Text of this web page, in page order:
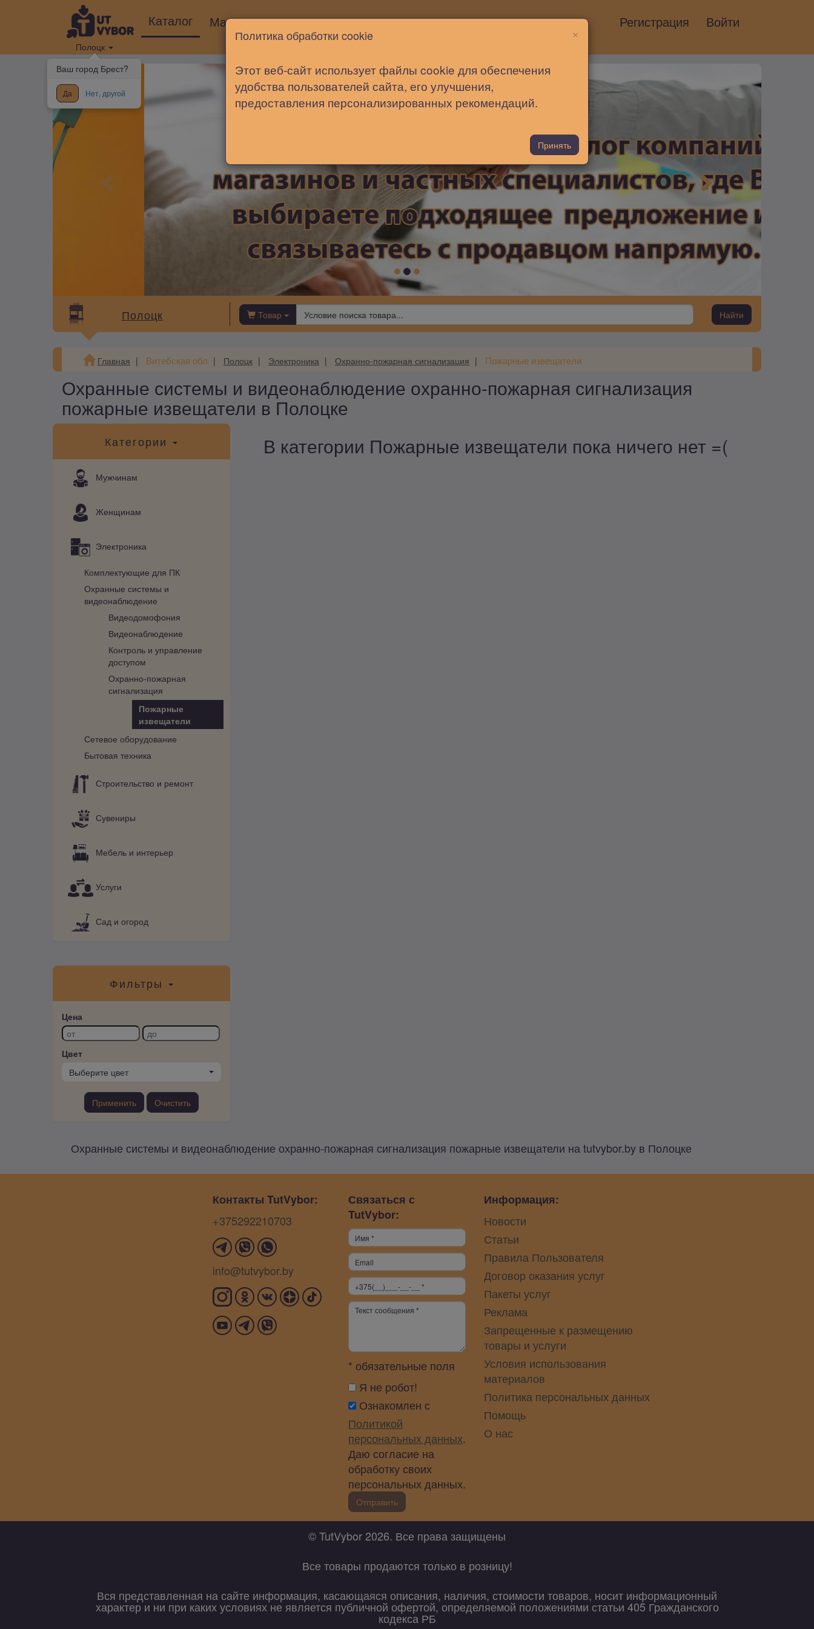
Полоцк
Ваш город Брест?
Да Нет, другой
Каталог Магазины Новости Статьи Помощь Регистрация Войти
Полоцк Товар Найти
Главная Витебская обл Полоцк Электроника Охранно-пожарная сигнализация Пожарные извещатели
Охранные системы и видеонаблюдение охранно-пожарная сигнализация
пожарные извещатели в Полоцке
Категории
Мужчинам
Женщинам
Электроника
Комплектующие для ПК
Охранные системы и
видеонаблюдение
Видеодомофония
Видеонаблюдение
Контроль и управление
доступом
Охранно-пожарная
сигнализация
Пожарные
извещатели
Сетевое оборудование
Бытовая техника
Строительство и ремонт
Сувениры
Мебель и интерьер
Услуги
Сад и огород
Фильтры
Цена
Цвет
Выберите цвет
Применить Очистить
В категории Пожарные извещатели пока ничего нет =(
Охранные системы и видеонаблюдение охранно-пожарная сигнализация пожарные извещатели на tutvybor.by в Полоцке
Контакты TutVybor:
+375292210703
info@tutvybor.by
Связаться с
TutVybor:
* обязательные поля
Я не робот!
Ознакомлен с
Политикой
персональных данных.
Даю согласие на
обработку своих
персональных данных.
Отправить
Информация:
Новости
Статьи
Правила Пользователя
Договор оказания услуг
Пакеты услуг
Реклама
Запрещенные к размещению
товары и услуги
Условия использования
материалов
Политика персональных данных
Помощь
О нас
© TutVybor 2026. Все права защищены
Все товары продаются только в розницу!
Вся представленная на сайте информация, касающаяся описания, наличия, стоимости товаров, носит информационный
характер и ни при каких условиях не является публичной офертой, определяемой положениями статьи 405 Гражданского
кодекса РБ
×
Политика обработки cookie
Этот веб-сайт использует файлы cookie для обеспечения
удобства пользователей сайта, его улучшения,
предоставления персонализированных рекомендаций.
Принять